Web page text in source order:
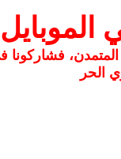
المتمدن،
الحر